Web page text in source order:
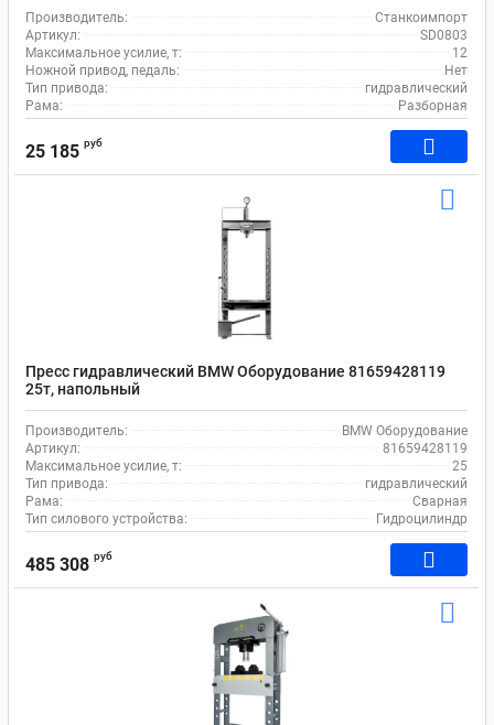
Производитель:
Станкоимпорт
Артикул:
SD0803
Максимальное усилие, т:
12
Ножной привод, педаль:
Нет
Тип привода:
гидравлический
Рама:
Разборная
25 185 руб
Пресс гидравлический BMW Оборудование 81659428119
25т, напольный
Производитель:
BMW Оборудование
Артикул:
81659428119
Максимальное усилие, т:
25
Тип привода:
гидравлический
Рама:
Сварная
Тип силового устройства:
Гидроцилиндр
485 308 руб